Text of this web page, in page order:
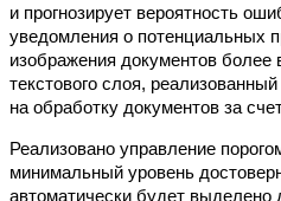
и прогнозирует вероятность
уведомления о потенциальных
изображения документов более
текстового слоя,
на обработку документов за
Реализовано управление
минимальный уровень
автоматически будет выделено